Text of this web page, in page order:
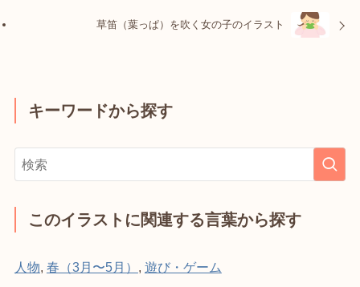
草笛（葉っぱ）を吹く女の子のイラスト
キーワードから探す
このイラストに関連する言葉から探す
人物 春（3月〜5月） 遊び・ゲーム